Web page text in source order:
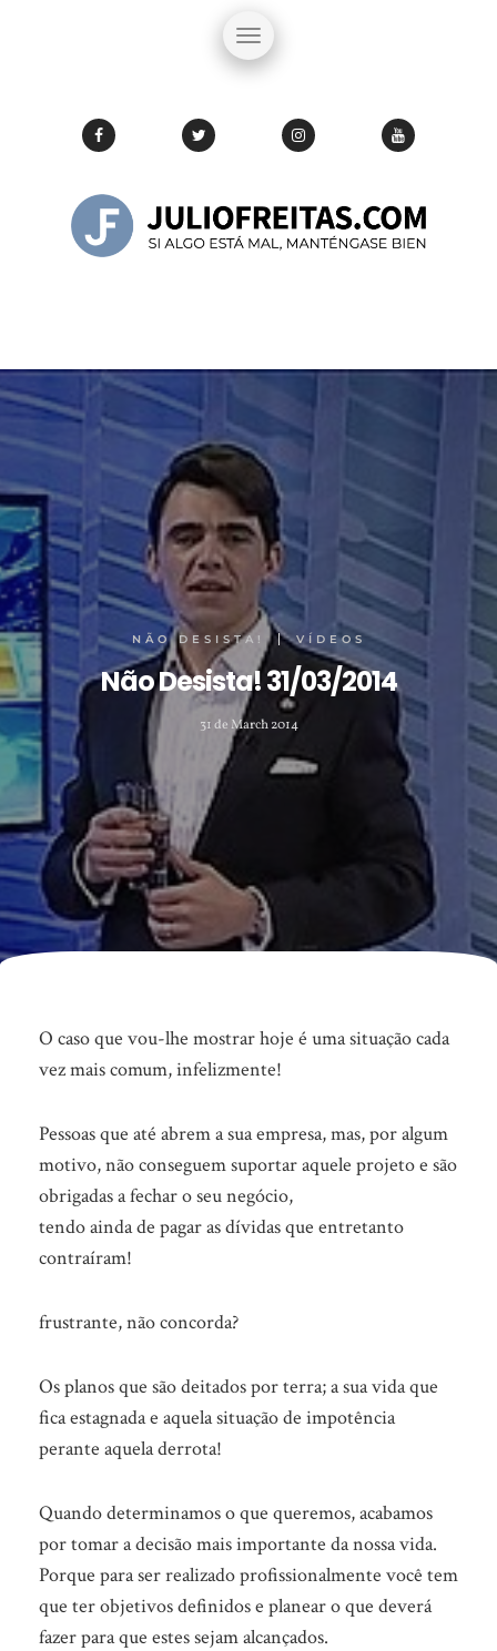
NÃO DESISTA! VÍDEOS
Não Desista! 31/03/2014
31 de March 2014
O caso que vou-lhe mostrar hoje é uma situação cada
vez mais comum, infelizmente!
Pessoas que até abrem a sua empresa, mas, por algum
motivo, não conseguem suportar aquele projeto e são
obrigadas a fechar o seu negócio,
tendo ainda de pagar as dívidas que entretanto
contraíram!
frustrante, não concorda?
Os planos que são deitados por terra; a sua vida que
fica estagnada e aquela situação de impotência
perante aquela derrota!
Quando determinamos o que queremos, acabamos
por tomar a decisão mais importante da nossa vida.
Porque para ser realizado profissionalmente você tem
que ter objetivos definidos e planear o que deverá
fazer para que estes sejam alcançados.